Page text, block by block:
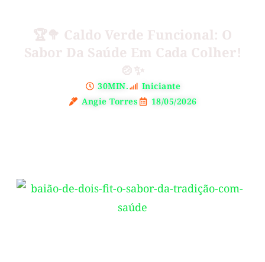
🏆🥦 Caldo Verde Funcional: O
Sabor Da Saúde Em Cada Colher!
🍲✨
30MIN.
Iniciante
Angie Torres
18/05/2026